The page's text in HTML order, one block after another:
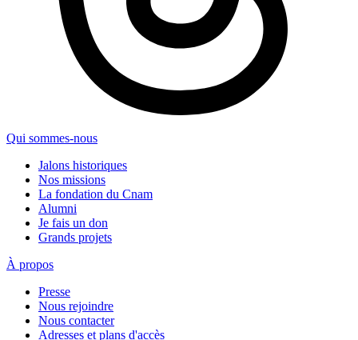
Qui sommes-nous
Jalons historiques
Nos missions
La fondation du Cnam
Alumni
Je fais un don
Grands projets
À propos
Presse
Nous rejoindre
Nous contacter
Adresses et plans d'accès